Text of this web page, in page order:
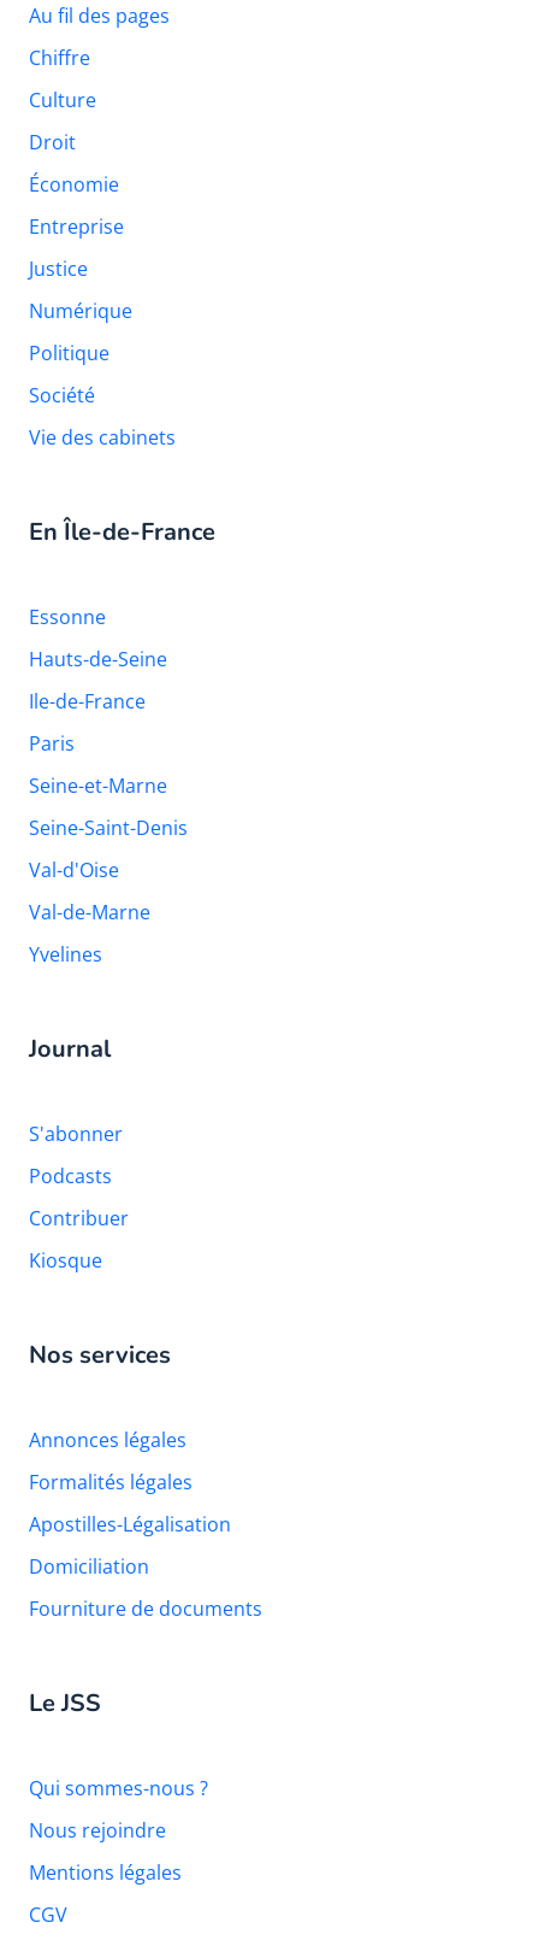
Au fil des pages
Chiffre
Culture
Droit
Économie
Entreprise
Justice
Numérique
Politique
Société
Vie des cabinets
En Île-de-France
Essonne
Hauts-de-Seine
Ile-de-France
Paris
Seine-et-Marne
Seine-Saint-Denis
Val-d'Oise
Val-de-Marne
Yvelines
Journal
S'abonner
Podcasts
Contribuer
Kiosque
Nos services
Annonces légales
Formalités légales
Apostilles-Légalisation
Domiciliation
Fourniture de documents
Le JSS
Qui sommes-nous ?
Nous rejoindre
Mentions légales
CGV